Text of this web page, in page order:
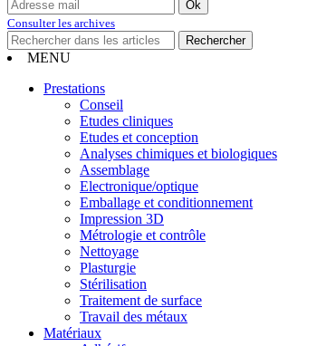
Consulter les archives
MENU
Prestations
Conseil
Etudes cliniques
Etudes et conception
Analyses chimiques et biologiques
Assemblage
Electronique/optique
Emballage et conditionnement
Impression 3D
Métrologie et contrôle
Nettoyage
Plasturgie
Stérilisation
Traitement de surface
Travail des métaux
Matériaux